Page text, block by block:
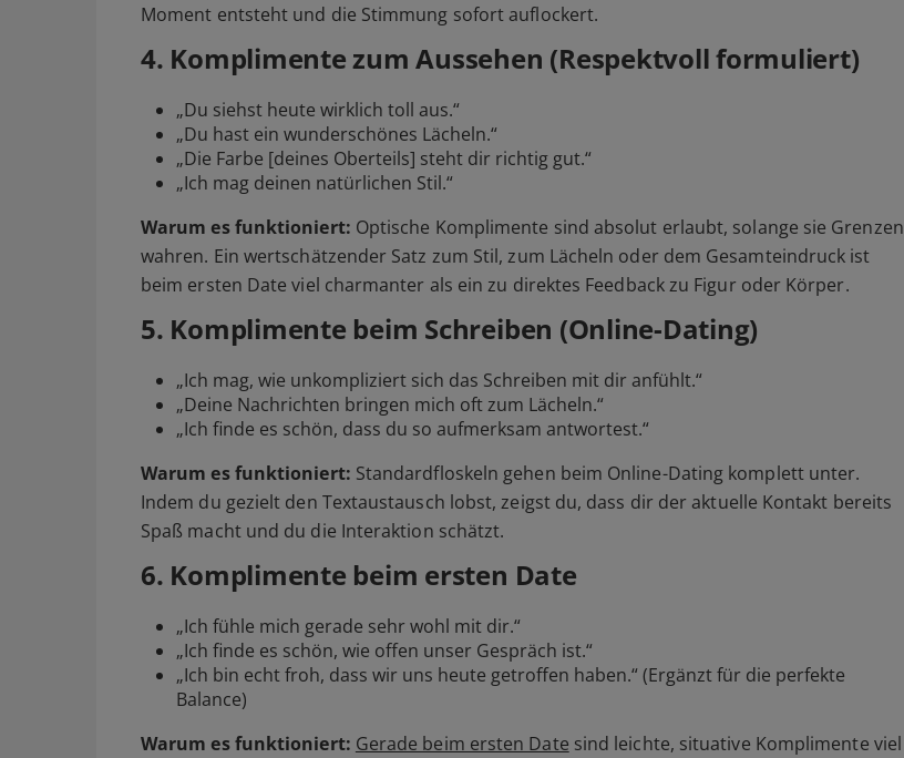
Moment entsteht und die Stimmung sofort auflockert.
4. Komplimente zum Aussehen (Respektvoll formuliert)
„Du siehst heute wirklich toll aus.“
„Du hast ein wunderschönes Lächeln.“
„Die Farbe [deines Oberteils] steht dir richtig gut.“
„Ich mag deinen natürlichen Stil.“
Warum es funktioniert: Optische Komplimente sind absolut erlaubt, solange sie Grenzen
wahren. Ein wertschätzender Satz zum Stil, zum Lächeln oder dem Gesamteindruck ist
beim ersten Date viel charmanter als ein zu direktes Feedback zu Figur oder Körper.
5. Komplimente beim Schreiben (Online-Dating)
„Ich mag, wie unkompliziert sich das Schreiben mit dir anfühlt.“
„Deine Nachrichten bringen mich oft zum Lächeln.“
„Ich finde es schön, dass du so aufmerksam antwortest.“
Warum es funktioniert: Standardfloskeln gehen beim Online-Dating komplett unter.
Indem du gezielt den Textaustausch lobst, zeigst du, dass dir der aktuelle Kontakt bereits
Spaß macht und du die Interaktion schätzt.
6. Komplimente beim ersten Date
„Ich fühle mich gerade sehr wohl mit dir.“
„Ich finde es schön, wie offen unser Gespräch ist.“
„Ich bin echt froh, dass wir uns heute getroffen haben.“(Ergänzt für die perfekte
Balance)
Warum es funktioniert: Gerade beim ersten Date sind leichte, situative Komplimente viel